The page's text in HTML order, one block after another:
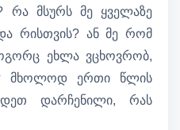
რა მსურს მე ყველაზე
რისთვის? ან მე რომ
ეხლა ვცხოვრობ,
მხოლოდ ერთი წლის
დარჩენილი, რას